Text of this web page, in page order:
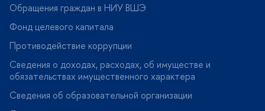
Обращения граждан в НИУ ВШЭ
Фонд целевого капитала
Противодействие коррупции
Сведения о доходах, расходах, об имуществе и
обязательствах имущественного характера
Сведения об образовательной организации